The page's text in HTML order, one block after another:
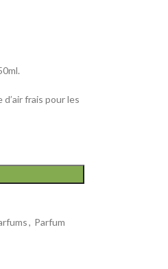
frais pour les
, Parfum